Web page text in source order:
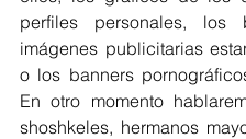
perfiles personales, los
imágenes publicitarias
o los banners
En otro momento
shoshkeles, hermanos